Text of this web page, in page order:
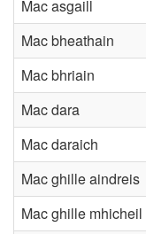
Mac asgaill
Mac bheathain
Mac bhriain
Mac dara
Mac daraich
Mac ghille aindreis
Mac ghille mhicheil